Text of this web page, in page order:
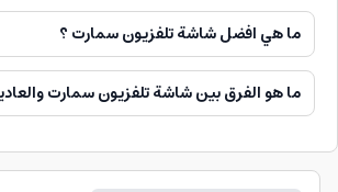
ما هي افضل شاشة تلفزيون سمارت ؟
ما هو الفرق بين شاشة تلفزيون سمارت